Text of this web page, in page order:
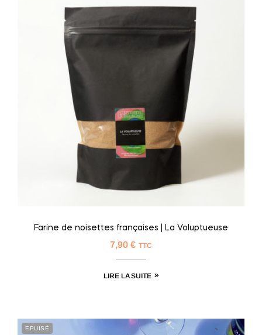
Farine de noisettes françaises | La Voluptueuse
7,90 € TTC
LIRE LA SUITE
EPUISÉ